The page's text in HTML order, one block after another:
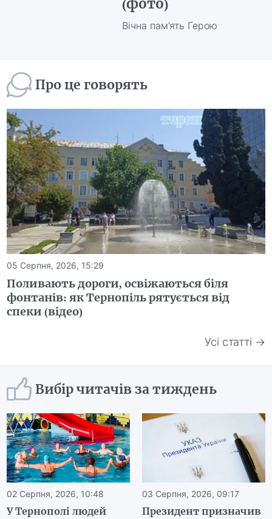
(фото)
Вічна пам’ять Герою
Про це говорять
05 Серпня, 2026, 15:29
Поливають дороги, освіжаються біля
фонтанів: як Тернопіль рятується від
спеки (відео)
Усі статті →
Вибір читачів за тиждень
02 Серпня, 2026, 10:48
У Тернополі людей
03 Серпня, 2026, 09:17
Президент призначив